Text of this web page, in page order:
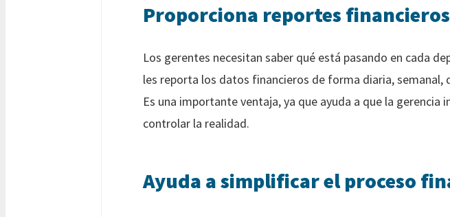
Proporciona reportes financieros
Los gerentes necesitan saber qué está pasando en cada
les reporta los datos financieros de forma diaria, semanal,
Es una importante ventaja, ya que ayuda a que la
controlar la realidad.
Ayuda a simplificar el proceso